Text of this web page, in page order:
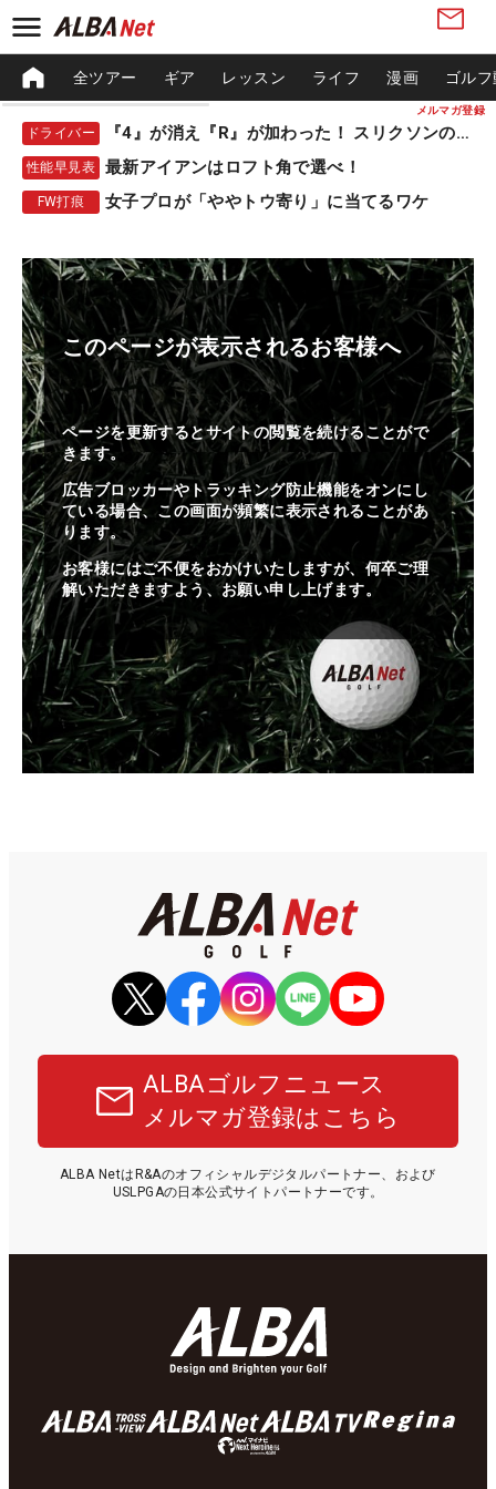
メルマガ登録
全ツアー ギア レッスン ライフ 漫画 ゴル
ドライバー 『4』が消え『R』が加わった！ スリクソンの新作
性能早見表 最新アイアンはロフト角で選べ！
FW打痕 女子プロが「ややトウ寄り」に当てるワケ
このページが表示されるお客様へ
ページを更新するとサイトの閲覧を続けることがで
きます。
広告ブロッカーやトラッキング防止機能をオンにし
ている場合、この画面が頻繁に表示されることがあ
ります。
お客様にはご不便をおかけいたしますが、何卒ご理
解いただきますよう、お願い申し上げます。
ALBAゴルフニュース
メルマガ登録はこちら
ALBA NetはR&Aのオフィシャルデジタルパートナー、および
USLPGAの日本公式サイトパートナーです。